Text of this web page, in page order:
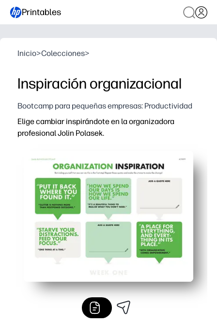
Printables
Inicio>Colecciones>
Inspiración organizacional
Bootcamp para pequeñas empresas: Productividad
Elige cambiar inspirándote en la organizadora
profesional Jolin Polasek.